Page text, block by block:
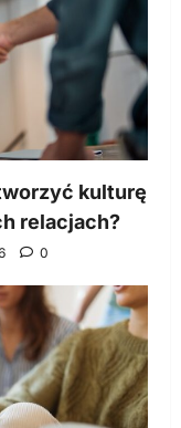
kulturę
relacjach?
0